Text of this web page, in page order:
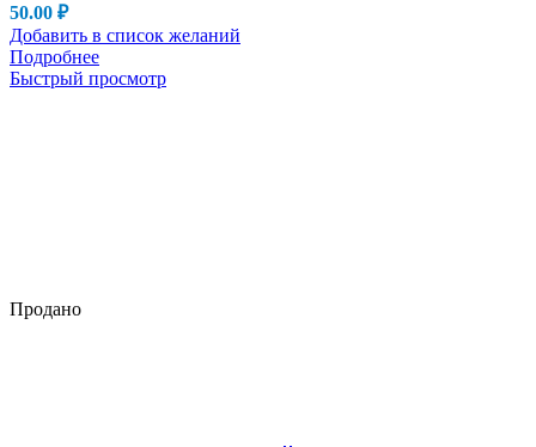
Продано
50.00 ₽
Добавить в список желаний
Подробнее
Быстрый просмотр